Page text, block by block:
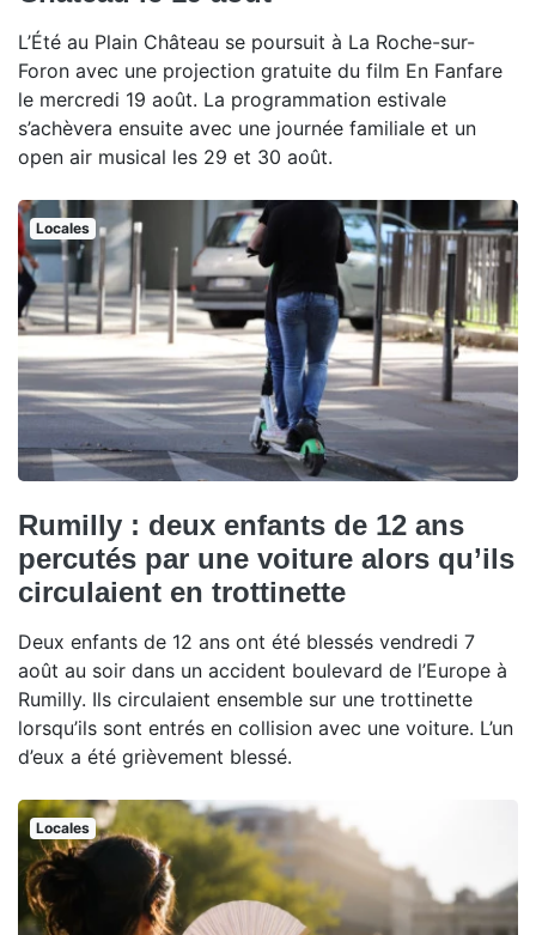
L’Été au Plain Château se poursuit à La Roche-sur-
Foron avec une projection gratuite du film En Fanfare
le mercredi 19 août. La programmation estivale
s’achèvera ensuite avec une journée familiale et un
open air musical les 29 et 30 août.
Locales
Rumilly : deux enfants de 12 ans
percutés par une voiture alors qu’ils
circulaient en trottinette
Deux enfants de 12 ans ont été blessés vendredi 7
août au soir dans un accident boulevard de l’Europe à
Rumilly. Ils circulaient ensemble sur une trottinette
lorsqu’ils sont entrés en collision avec une voiture. L’un
d’eux a été grièvement blessé.
Locales